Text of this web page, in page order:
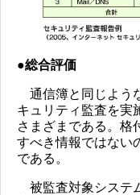
●総合評価
通信簿と同じよう
キュリティ監査を実
さまざまである。格
すべき情報ではない
である。
被監査対象システ